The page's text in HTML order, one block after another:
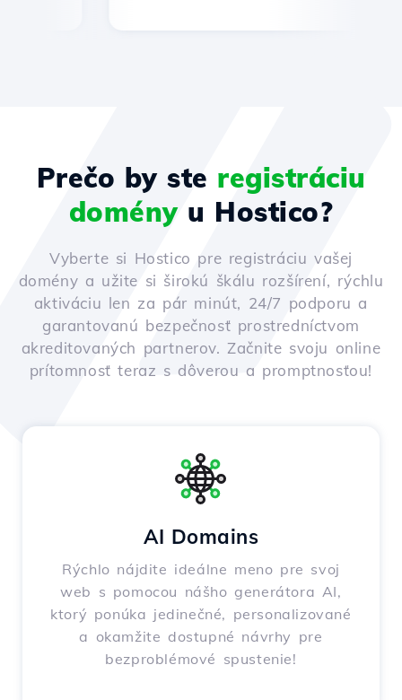
Prečo by ste registráciu
doményu Hostico?
Vyberte si Hostico pre registráciu vašej
domény a užite si širokú škálu rozšírení, rýchlu
aktiváciu len za pár minút, 24/7 podporu a
garantovanú bezpečnosť prostredníctvom
akreditovaných partnerov. Začnite svoju online
prítomnosť teraz s dôverou a promptnosťou!
AI Domains
Rýchlo nájdite ideálne meno pre svoj
web s pomocou nášho generátora AI,
ktorý ponúka jedinečné, personalizované
a okamžite dostupné návrhy pre
bezproblémové spustenie!